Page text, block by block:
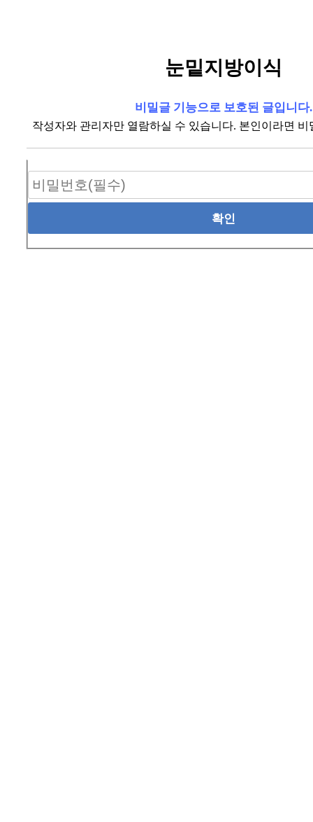
눈밑지방이식
비밀글 기능으로 보호된 글입니다.
작성자와 관리자만 열람하실 수 있습니다. 본인이라면